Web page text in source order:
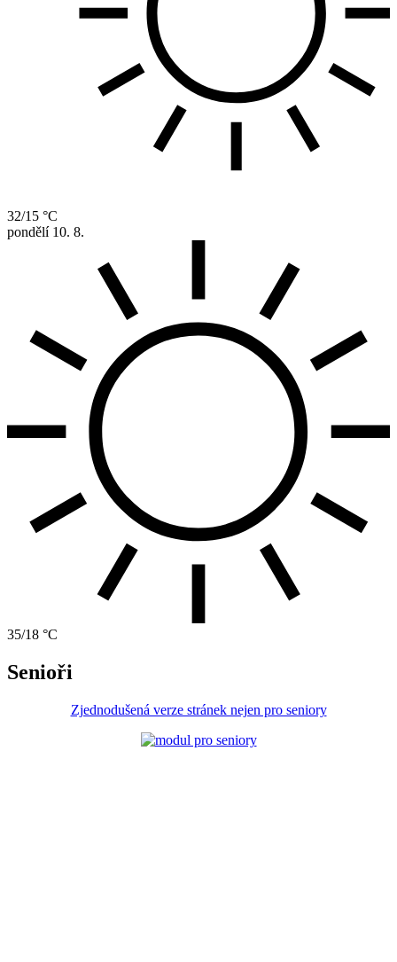
32/15 °C
pondělí 10. 8.
35/18 °C
Senioři
Zjednodušená verze stránek nejen pro seniory